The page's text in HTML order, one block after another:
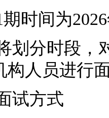
间为2026
分时段，对
构人员进行
方式